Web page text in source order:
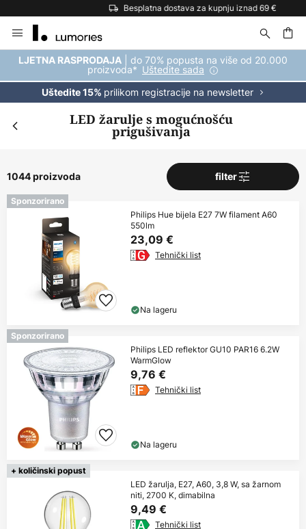
Besplatna dostava za kupnju iznad 69 €
to
Content
LJETNA RASPRODAJA | do 70% popusta na više od 20.000
proizvoda* Uštedite sada
Uštedite 15% prilikom registracije na newsletter
LED žarulje s mogućnošću
prigušivanja
1044 proizvoda filter
Sponzorirano
Philips Hue bijela E27 7W filament A60
550lm
23,09 €
Tehnički list
Na lageru
Sponzorirano
Philips LED reflektor GU10 PAR16 6.2W
WarmGlow
9,76 €
Tehnički list
Na lageru
+ količinski popust
LED žarulja, E27, A60, 3,8 W, sa žarnom
niti, 2700 K, dimabilna
9,49 €
Tehnički list